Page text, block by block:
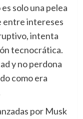
solo una pelea
entre intereses
intenta
tecnocrática.
y no perdona
como era
por Musk